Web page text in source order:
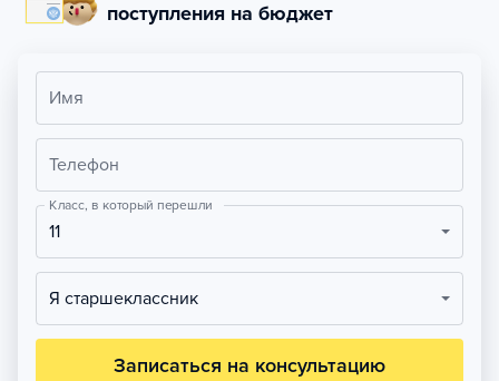
поступления на бюджет
Имя
Телефон
Класс, в который перешли
11
Я старшеклассник
Записаться на консультацию